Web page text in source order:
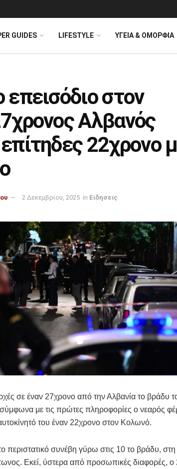
GUIDES LIFESTYLE ΥΓΕΙΑ & ΟΜΟΡΦΙΑ
στον
Αλβανός
22χρονο
2 Δεκεμβρίου, 2025 in Ειδησεις
σε έναν 27χρονο από την Αλβανία το βράδυ
με τις πρώτες πληροφορίες ο νεαρός
του έναν 22χρονο στον Κολωνό.
συνέβη γύρω στις 10 το βράδυ,
Εκεί, ύστερα από προσωπικές διαφορές, ο